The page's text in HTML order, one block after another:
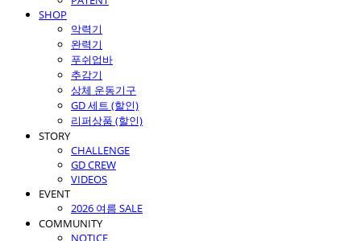
SHOP
악력기
완력기
푸쉬업바
추감기
상체 운동기구
GD 세트 (할인)
리퍼상품 (할인)
STORY
CHALLENGE
GD CREW
VIDEOS
EVENT
2026 여름 SALE
COMMUNITY
NOTICE